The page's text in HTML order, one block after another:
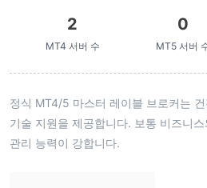
2
MT4 서버 수
0
MT5 서버
정식 MT4/5 마스터 레이블 브로커는
기술 지원을 제공합니다. 보통 비즈니
관리 능력이 강합니다.